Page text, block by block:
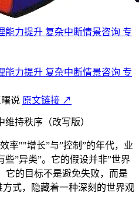
能力提升 复杂中断情景咨询 专
能力提升 复杂中断情景咨询 专
说 原文链接 ↗
持秩序（改写版）
率""增长”与”控制”的年代，业
”异类”。它的假设并非”世界
它的目标不是避免失败，而是
式，隐藏着一种深刻的世界观